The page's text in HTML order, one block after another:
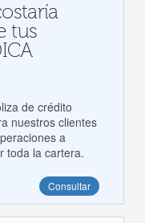
tus
de crédito
nuestros clientes
a
toda la cartera.
Consultar